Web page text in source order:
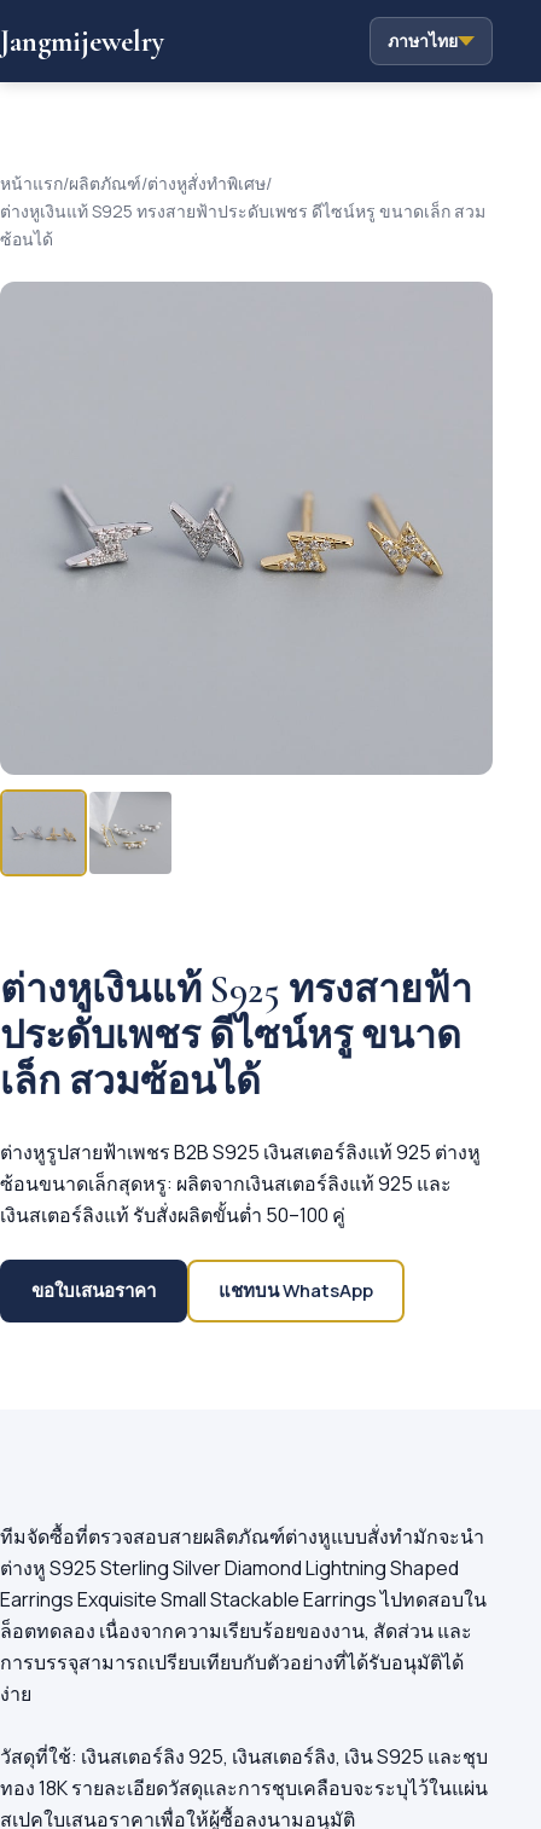
Jangmijewelry ภาษาไทย
หน้าแรก/ผลิตภัณฑ์/ต่างหูสั่งทำพิเศษ/
ต่างหูเงินแท้ S925 ทรงสายฟ้าประดับเพชร ดีไซน์หรู ขนาดเล็ก สวม
ซ้อนได้
ต่างหูเงินแท้ S925 ทรงสายฟ้า
ประดับเพชร ดีไซน์หรู ขนาด
เล็ก สวมซ้อนได้
ต่างหูรูปสายฟ้าเพชร B2B S925 เงินสเตอร์ลิงแท้ 925 ต่างหู
ซ้อนขนาดเล็กสุดหรู: ผลิตจากเงินสเตอร์ลิงแท้ 925 และ
เงินสเตอร์ลิงแท้ รับสั่งผลิตขั้นต่ำ 50–100 คู่
ขอใบเสนอราคา แชทบน WhatsApp
ทีมจัดซื้อที่ตรวจสอบสายผลิตภัณฑ์ต่างหูแบบสั่งทำมักจะนำ
ต่างหู S925 Sterling Silver Diamond Lightning Shaped
Earrings Exquisite Small Stackable Earrings ไปทดสอบใน
ล็อตทดลอง เนื่องจากความเรียบร้อยของงาน, สัดส่วน และ
การบรรจุสามารถเปรียบเทียบกับตัวอย่างที่ได้รับอนุมัติได้
ง่าย
วัสดุที่ใช้: เงินสเตอร์ลิง 925, เงินสเตอร์ลิง, เงิน S925 และชุบ
ทอง 18K รายละเอียดวัสดุและการชุบเคลือบจะระบุไว้ในแผ่น
สเปคใบเสนอราคาเพื่อให้ผู้ซื้อลงนามอนุมัติ